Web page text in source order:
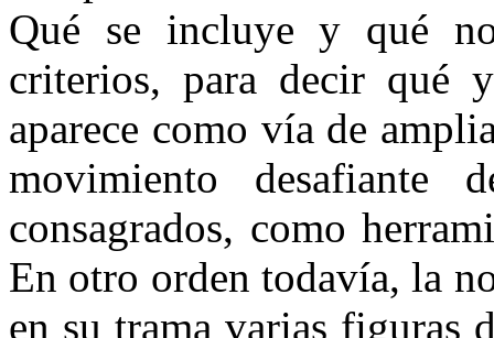
Qué se incluye y qué
criterios, para decir qué
aparece como vía de
movimiento desafiante
consagrados, como
En otro orden todavía, la
en su trama varias figuras